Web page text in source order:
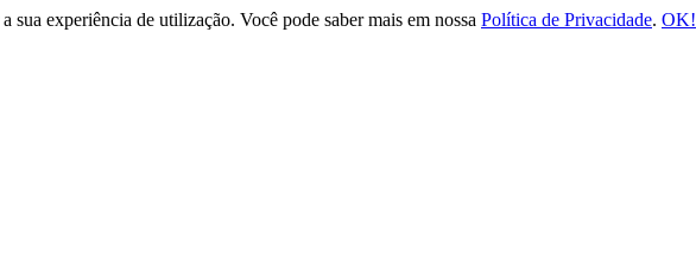
sua experiência de utilização. Você pode saber mais em nossa Política de Privacidade. OK!